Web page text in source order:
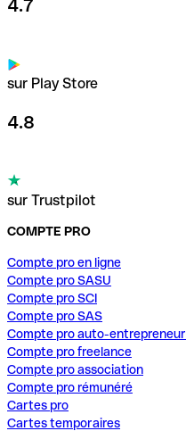
4.7
sur Play Store
4.8
sur Trustpilot
COMPTE PRO
Compte pro en ligne
Compte pro SASU
Compte pro SCI
Compte pro SAS
Compte pro auto-entrepreneur
Compte pro freelance
Compte pro association
Compte pro rémunéré
Cartes pro
Cartes temporaires